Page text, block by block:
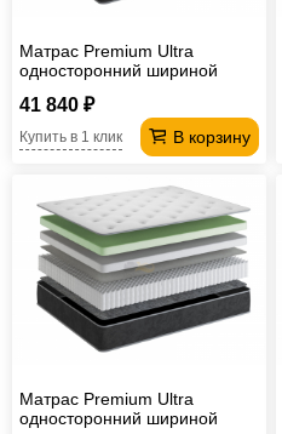
ванной
трансформер
Матрасы
ротанга
Садовая
мебель
Косметологическое
оборудование
Матрас Premium Ultra
односторонний шириной
41 840 ₽
В корзину
Купить в 1 клик
Матрас Premium Ultra
односторонний шириной